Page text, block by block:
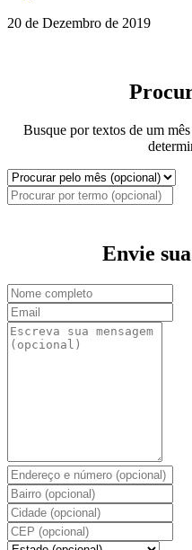
20 de Dezembro de 2019
Busque por textos de um
Envie